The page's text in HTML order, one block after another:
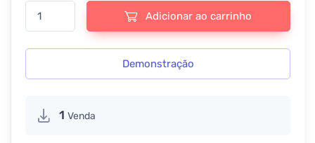
Novashare – WordPress Social Sharing - v1.6.8 quantidade
Adicionar ao carrinho
Demonstração
1 Venda